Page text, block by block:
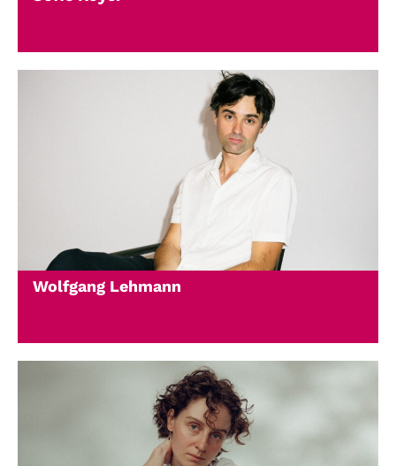
Account
Wolfgang Lehmann